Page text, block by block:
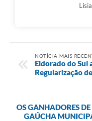
NOTÍCIA MAIS
Eldorado do Sul
Regularização
OS GANHADORES
GAÚCHA